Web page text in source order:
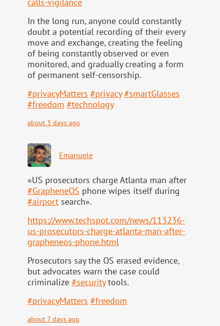
calls-vigilance
In the long run, anyone could constantly
doubt a potential recording of their every
move and exchange, creating the feeling
of being constantly observed or even
monitored, and gradually creating a form
of permanent self-censorship.
#privacyMatters #privacy #smartGlasses
#freedom #technology
about 3 days ago
Emanuele
«US prosecutors charge Atlanta man after
#GrapheneOS phone wipes itself during
#airport search».
https://www.techspot.com/news/113236-
us-prosecutors-charge-atlanta-man-after-
grapheneos-phone.html
Prosecutors say the OS erased evidence,
but advocates warn the case could
criminalize #securitytools.
#privacyMatters #freedom
about 7 days ago